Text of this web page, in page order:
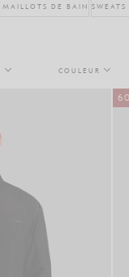
MAILLOTS DE BAIN
COULEUR